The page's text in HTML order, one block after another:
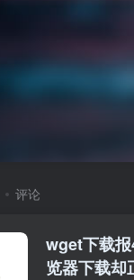
评论
wget下载
览器下载却